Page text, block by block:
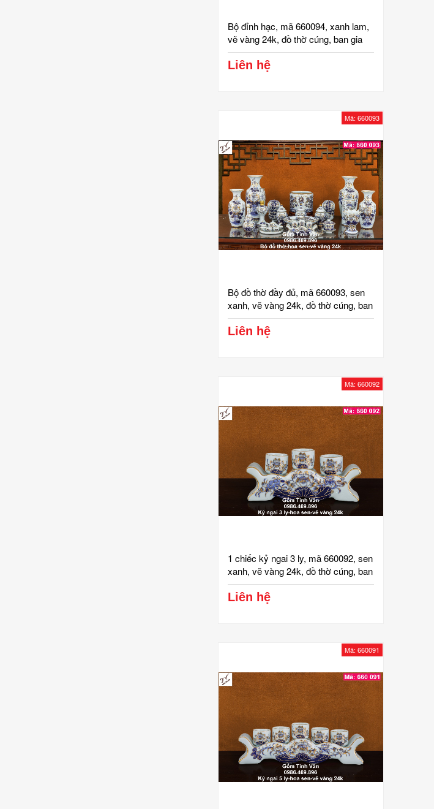
Bộ đỉnh hạc, mã 660094, xanh lam,
vẽ vàng 24k, đồ thờ cúng, ban gia
tiên, tài địa, phật, ông táo, gốm bát
tràng, tinh vân
Liên hệ
Mã: 660093
Bộ đồ thờ đầy đủ, mã 660093, sen
xanh, vẽ vàng 24k, đồ thờ cúng, ban
gia tiên, tài địa, phật, ông táo, gốm
bát tràng, tinh vân
Liên hệ
Mã: 660092
1 chiếc kỷ ngai 3 ly, mã 660092, sen
xanh, vẽ vàng 24k, đồ thờ cúng, ban
gia tiên, tài địa, phật, ông táo, gốm
bát tràng, tinh vân
Liên hệ
Mã: 660091